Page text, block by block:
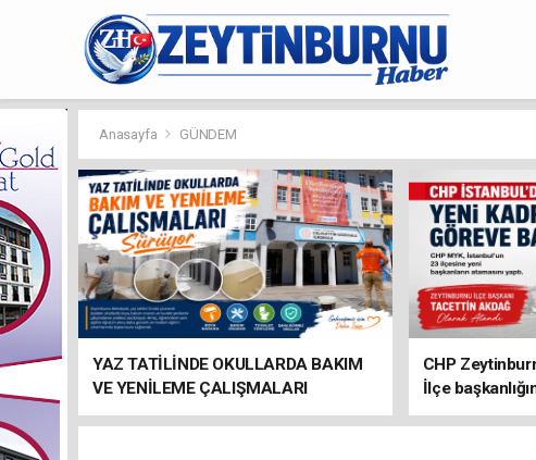
Anasayfa GÜNDEM
YAZ TATİLİNDE OKULLARDA BAKIM
VE YENİLEME ÇALIŞMALARI
SÜRÜYOR
CHP
İlçe
atandı